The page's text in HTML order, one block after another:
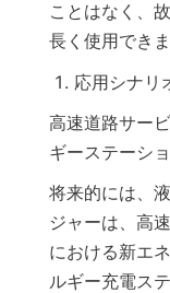
ことはなく、
長く使用できま
応用シナリ
高速道路サー
ギーステーショ
将来的には、
ジャーは、高
における新エ
ルギー充電ス